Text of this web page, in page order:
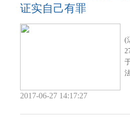
证实自己有罪
(
2017-06-27 14:17:27